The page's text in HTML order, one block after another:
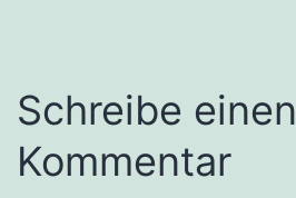
Schreibe einen
Kommentar